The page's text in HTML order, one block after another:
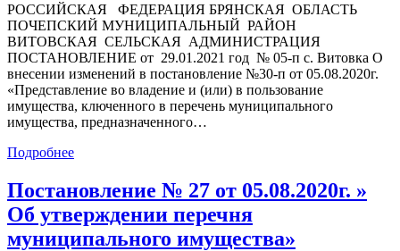
РОССИЙСКАЯ ФЕДЕРАЦИЯ БРЯНСКАЯ ОБЛАСТЬ
ПОЧЕПСКИЙ МУНИЦИПАЛЬНЫЙ РАЙОН
ВИТОВСКАЯ СЕЛЬСКАЯ АДМИНИСТРАЦИЯ
ПОСТАНОВЛЕНИЕ от 29.01.2021 год № 05-п с. Витовка О
внесении изменений в постановление №30-п от 05.08.2020г.
«Представление во владение и (или) в пользование
имущества, ключенного в перечень муниципального
имущества, предназначенного…
Подробнее
Постановление № 27 от 05.08.2020г. »
Об утверждении перечня
муниципального имущества»